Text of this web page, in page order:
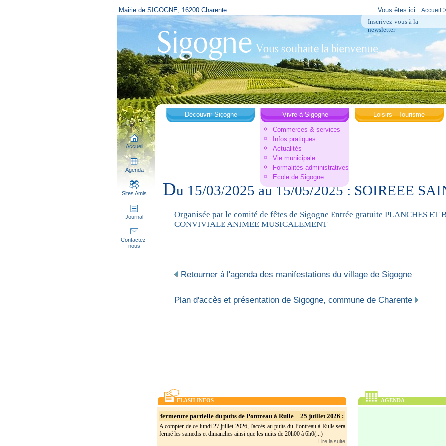
Mairie de SIGOGNE, 16200 Charente Vous êtes ici : Accueil >
Inscrivez-vous à la
newsletter
Accueil
Agenda
Sites Amis
Journal
Contactez-
nous
Découvrir Sigogne
Vivre à Sigogne
Commerces & services
Infos pratiques
Actualités
Vie municipale
Formalités administratives
Ecole de Sigogne
Loisirs - Tourisme
Du 15/03/2025 au 15/05/2025 : SOIREEE
Organisée par le comité de fêtes de Sigogne Entrée gratuite PLANCHES ET
CONVIVIALE ANIMEE MUSICALEMENT
Retourner à l'agenda des manifestations du village de Sigogne
Plan d'accès et présentation de Sigogne, commune de Charente
FLASH INFOS AGENDA
fermeture partielle du puits de Pontreau à Rulle _ 25 juillet 2026 :
A compter de ce lundi 27 juillet 2026, l'accès au puits du Pontreau à Rulle sera
fermé les samedis et dimanches ainsi que les nuits de 20h00 à 6h0(...)
Lire la suite